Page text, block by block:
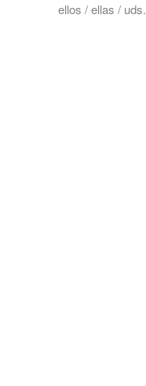
ellos / ellas / uds.